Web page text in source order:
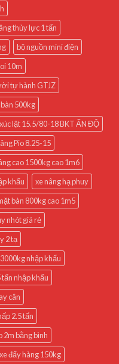
thủy lực 1 tấn
bộ nguồn mini điện
10m
tự hành GTJZ
500kg
lật 15.5/80-18 BKT ẤN ĐỘ
Pio 8.25-15
cao 1500kg cao 1m6
khẩu
xe nâng hạ phuy
bàn 800kg cao 1m5
nhót giá rẻ
2 tạ
nhập khẩu
tấn nhập khẩu
cân
2.5 tấn
2m bằng bình
xe đẩy hàng 150kg